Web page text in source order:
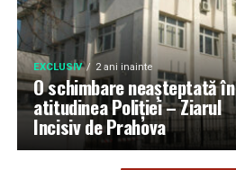
EXCLUSIV 2 ani inainte
O schimbare neașteptată în
atitudinea Poliției – Ziarul
Incisiv de Prahova